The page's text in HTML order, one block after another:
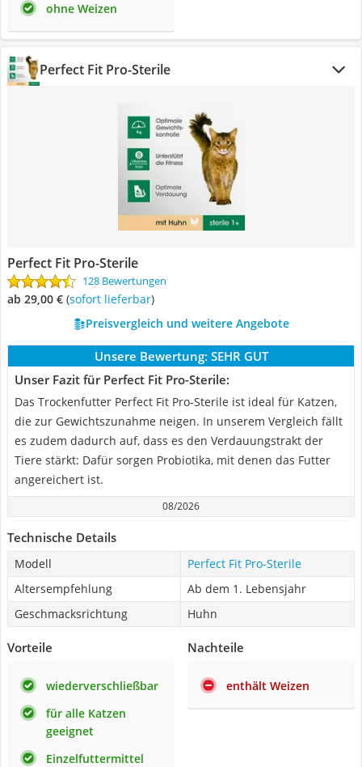
ohne Weizen
Perfect Fit Pro-Sterile
Perfect Fit Pro-Sterile
128 Bewertungen
ab 29,00 € ( Sofort lieferbar)
Preisvergleich und weitere Angebote
Unsere Bewertung: SEHR GUT
Unser Fazit für Perfect Fit Pro-Sterile:
Das Trockenfutter Perfect Fit Pro-Sterile ist ideal für Katzen,
die zur Gewichtszunahme neigen. In unserem Vergleich fällt
es zudem dadurch auf, dass es den Verdauungstrakt der
Tiere stärkt: Dafür sorgen Probiotika, mit denen das Futter
angereichert ist.
08/2026
Technische Details
Modell
Perfect Fit Pro-Sterile
Altersempfehlung
Ab dem 1. Lebensjahr
Geschmacksrichtung
Huhn
Vorteile
wiederverschließbar
für alle Katzen
geeignet
Einzelfuttermittel
Nachteile
enthält Weizen